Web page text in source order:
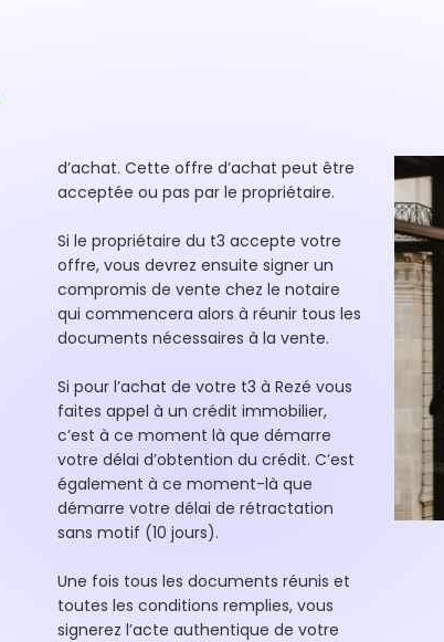
d’achat. Cette offre d’achat peut être
acceptée ou pas par le propriétaire.
Si le propriétaire du t3 accepte votre
offre, vous devrez ensuite signer un
compromis de vente chez le notaire
qui commencera alors à réunir tous les
documents nécessaires à la vente.
Si pour l’achat de votre t3 à Rezé vous
faites appel à un crédit immobilier,
c’est à ce moment là que démarre
votre délai d’obtention du crédit. C’est
également à ce moment-là que
démarre votre délai de rétractation
sans motif (10 jours).
Une fois tous les documents réunis et
toutes les conditions remplies, vous
signerez l’acte authentique de votre